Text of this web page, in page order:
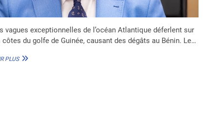
vagues exceptionnelles de l’océan Atlantique déferlent sur
côtes du golfe de Guinée, causant des dégâts au Bénin. Le…
PLUSBÉNIN